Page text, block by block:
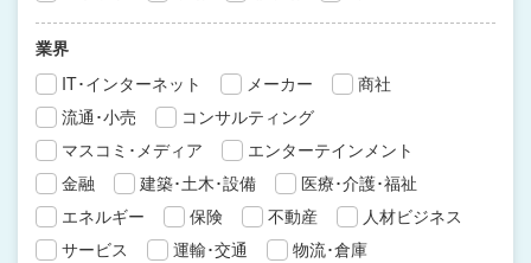
業界
IT･インターネット
メーカー
商社
流通･小売
コンサルティング
マスコミ･メディア
エンターテインメント
金融
建築･土木･設備
医療･介護･福祉
エネルギー
保険 不動産
人材ビジネス
サービス
運輸･交通
物流･倉庫